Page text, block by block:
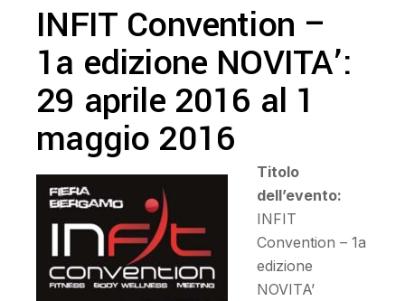
INFIT Convention –
1a edizione NOVITA’:
29 aprile 2016 al 1
maggio 2016
Titolo
dell’evento:
INFIT
Convention – 1a
edizione
NOVITA’